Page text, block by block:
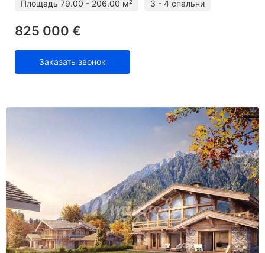
Площадь 79.00 - 206.00 м² 3 - 4 спальни
825 000 €
Заказать звонок